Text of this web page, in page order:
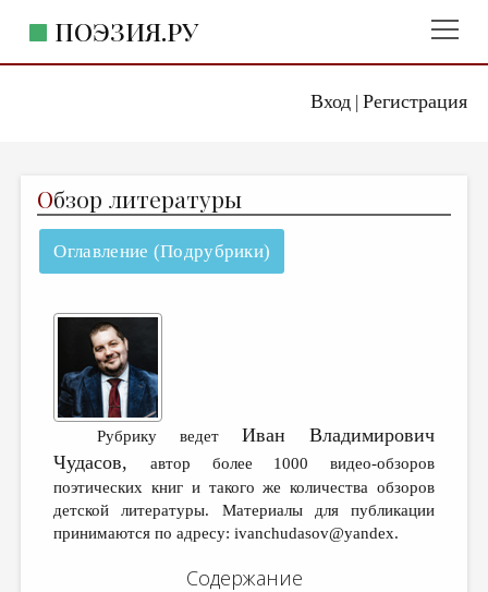
Вход| Регистрация
ПОЭЗИЯ.РУ
ЖАНРЫ
АВТОРЫ
ЛИТСАЛОН
НОВОСТИ
ПРАВИЛА САЙТА
ОТДЕЛЫ И РУБРИКИ
ИЗБРАННОЕ
ДАЙДЖЕСТ
Обзор литературы
Оглавление (Подрубрики)
Рубрику ведет Иван Владимирович
Чудасов,
автор более 1000 видео-обзоров
поэтических книг и такого же количества обзоров
детской литературы. Материалы для публикации
принимаются по адресу: ivanchudasov@yandex.
Содержание